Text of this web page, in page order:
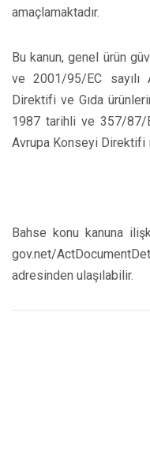
amaçlamaktadır.
Bu kanun, genel ürün
ve 2001/95/EC sayılı
Direktifi ve Gıda
1987 tarihli ve 357/87/
Avrupa Konseyi Direktifi
Bahse konu kanuna
gov.net/
adresinden ulaşılabilir.